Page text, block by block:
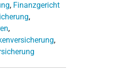
, Finanzgericht
,
,
,